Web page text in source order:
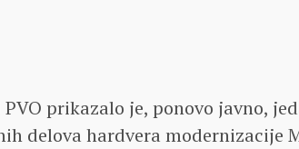
PVO prikazalo je, ponovo javno,
delova hardvera modernizacije